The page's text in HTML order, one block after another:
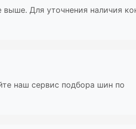
Для уточнения наличия
наш сервис подбора шин по